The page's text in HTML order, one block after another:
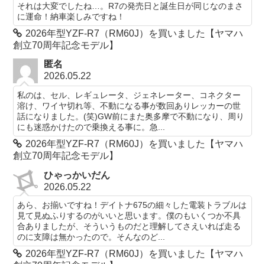
それは大変でしたね…。R7の発売日と誕生日が同じなのまさ
に運命！納車楽しみですね！
2026年型YZF-R7（RM60J）を買いました【ヤマハ
創立70周年記念モデル】
匿名
2026.05.22
私のは、セル、レギュレータ、ジェネレーター、コネクター
溶け、ワイヤ切れ等、不動になる事が数回ありレッカーの世
話になりました。(笑)GW前にまた奥多摩で不動になり、周り
にも迷惑かけたので乗換える事に。急...
2026年型YZF-R7（RM60J）を買いました【ヤマハ
創立70周年記念モデル】
ひゃっかいだん
2026.05.22
あら、お揃いですね！デイトナ675の細々した電装トラブルは
見て見ぬふりするのがいいと思います。僕のもいくつか不具
合ありましたが、そういうものだと理解してさえいれば走る
のに支障は無かったので。そんなのど...
2026年型YZF-R7（RM60J）を買いました【ヤマハ